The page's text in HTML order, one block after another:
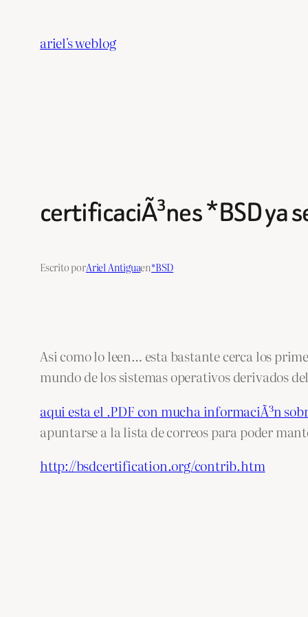
contenido
ariel's weblog
certificaciÃ³nes *BSD ya
Escrito porAriel Antiguaen*BSD
Asi como lo leen… esta bastante cerca los
mundo de los sistemas operativos derivados
aqui esta el .PDF con mucha informaciÃ³n
apuntarse a la lista de correos para poder
http://bsdcertification.org/contrib.htm